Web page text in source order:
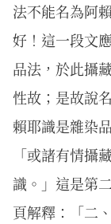
法不能名為阿
好！這一段文
品法，於此攝
性故；是故說
賴耶識是雜染
「或諸有情攝
識。」這是第
頁解釋：「二